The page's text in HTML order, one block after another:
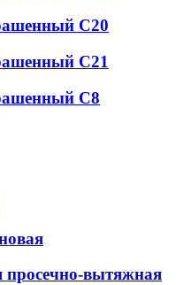
С20
С21
С8
просечно-вытяжная